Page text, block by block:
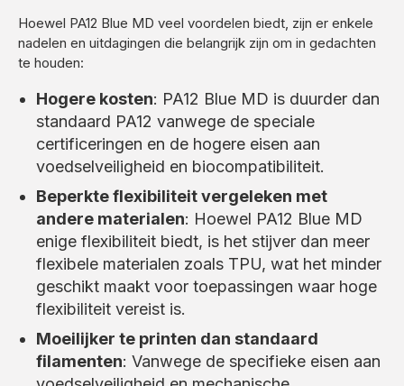
Hoewel PA12 Blue MD veel voordelen biedt, zijn er enkele
nadelen en uitdagingen die belangrijk zijn om in gedachten
te houden:
Hogere kosten: PA12 Blue MD is duurder dan
standaard PA12 vanwege de speciale
certificeringen en de hogere eisen aan
voedselveiligheid en biocompatibiliteit.
Beperkte flexibiliteit vergeleken met
andere materialen: Hoewel PA12 Blue MD
enige flexibiliteit biedt, is het stijver dan meer
flexibele materialen zoals TPU, wat het minder
geschikt maakt voor toepassingen waar hoge
flexibiliteit vereist is.
Moeilijker te printen dan standaard
filamenten: Vanwege de specifieke eisen aan